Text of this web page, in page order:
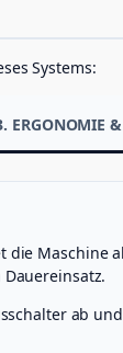
Systems:
ERGONOMIE
Maschine
ab